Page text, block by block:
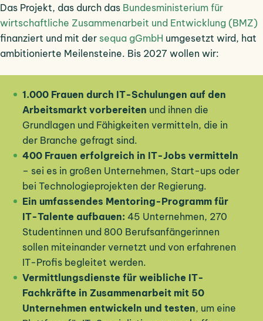
Das Projekt, das durch das Bundesministerium für
wirtschaftliche Zusammenarbeit und Entwicklung (BMZ)
finanziert und mit der sequa gGmbH umgesetzt wird, hat
ambitionierte Meilensteine. Bis 2027 wollen wir:
1.000 Frauen durch IT-Schulungen auf den
Arbeitsmarkt vorbereiten und ihnen die
Grundlagen und Fähigkeiten vermitteln, die in
der Branche gefragt sind.
400 Frauen erfolgreich in IT-Jobs vermitteln
– sei es in großen Unternehmen, Start-ups oder
bei Technologieprojekten der Regierung.
Ein umfassendes Mentoring-Programm für
IT-Talente aufbauen: 45 Unternehmen, 270
Studentinnen und 800 Berufsanfängerinnen
sollen miteinander vernetzt und von erfahrenen
IT-Profis begleitet werden.
Vermittlungsdienste für weibliche IT-
Fachkräfte in Zusammenarbeit mit 50
Unternehmen entwickeln und testen, um eine